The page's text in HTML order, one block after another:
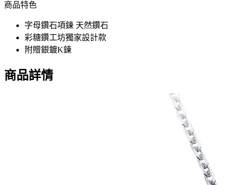
商品特色
字母鑽石項鍊 天然鑽石
彩糖鑽工坊獨家設計款
附贈銀鍍K鍊
商品詳情